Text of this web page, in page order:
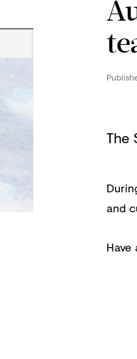
The
and
Have